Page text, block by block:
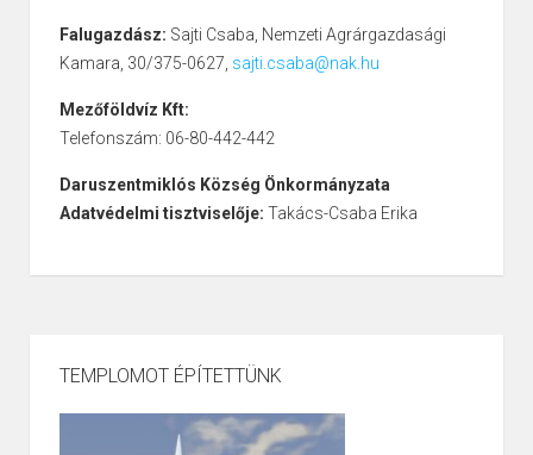
Falugazdász: Sajti Csaba, Nemzeti Agrárgazdasági
Kamara, 30/375-0627, sajti.csaba@nak.hu
Mezőföldvíz Kft:
Telefonszám: 06-80-442-442
Daruszentmiklós Község Önkormányzata
Adatvédelmi tisztviselője: Takács-Csaba Erika
TEMPLOMOT ÉPÍTETTÜNK